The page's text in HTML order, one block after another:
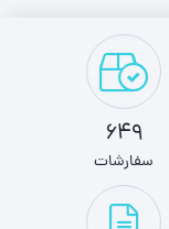
649
سفارشات